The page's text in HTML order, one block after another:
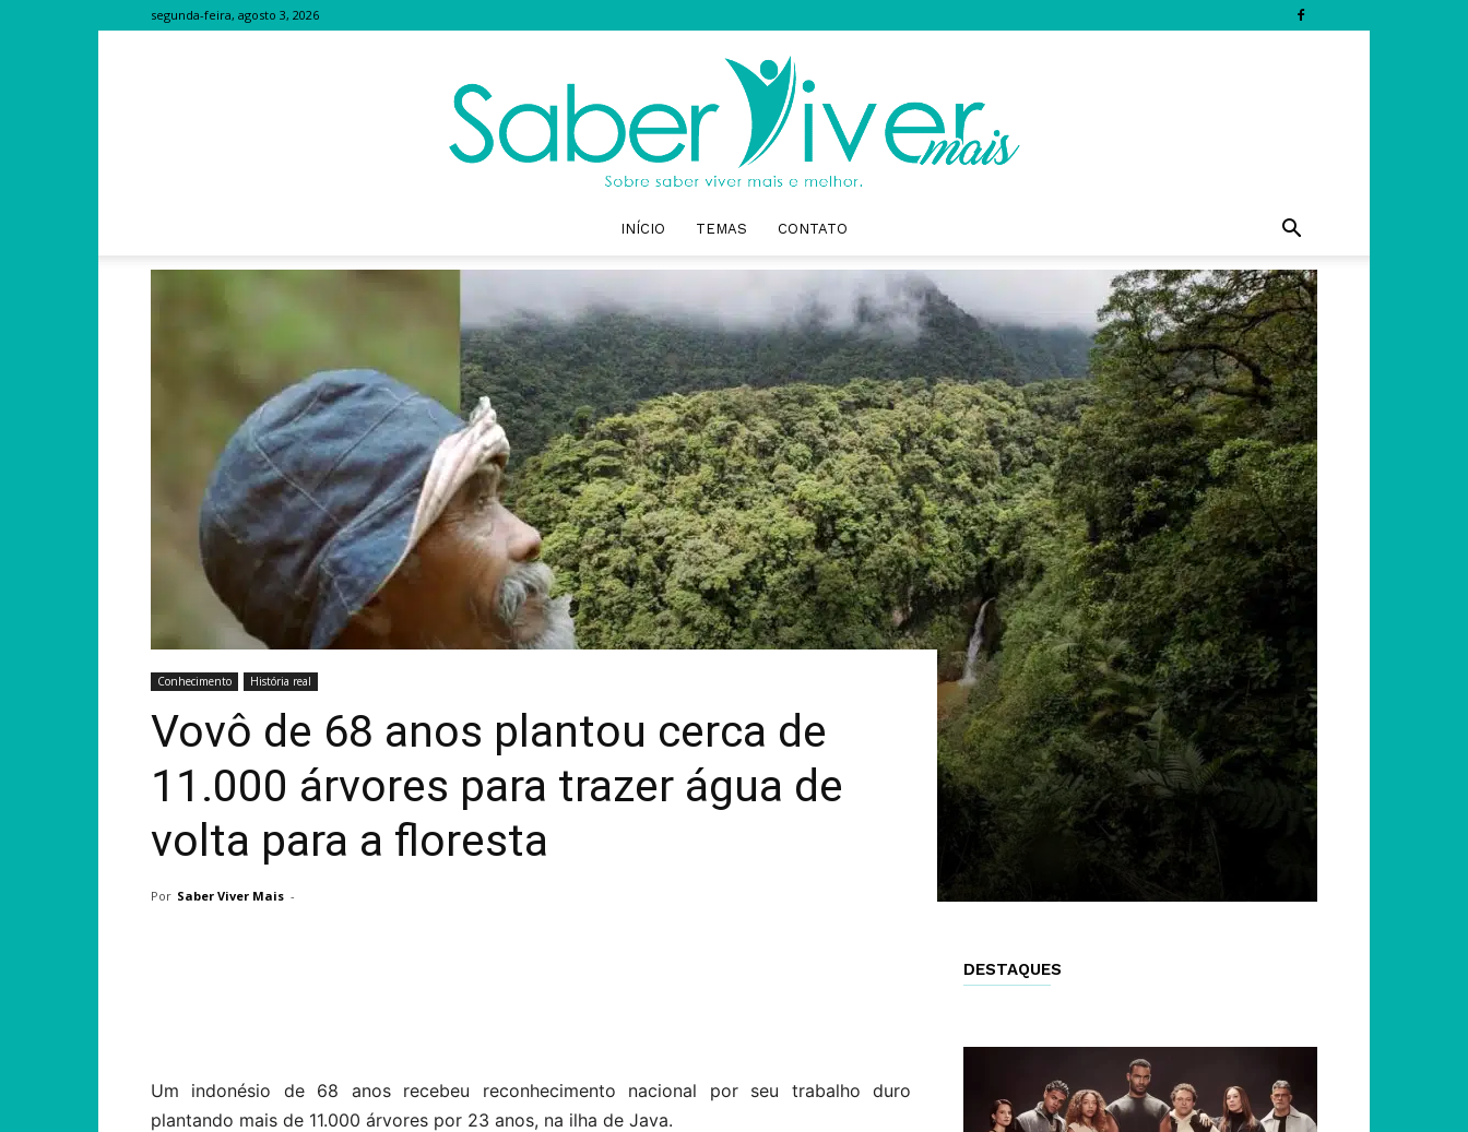
segunda-feira, agosto 3, 2026
Saber
Viver
Mais
INÍCIO TEMAS CONTATO
Conhecimento História real
Vovô de 68 anos plantou cerca de
11.000 árvores para trazer água de
volta para a floresta
Por Saber Viver Mais -
Um indonésio de 68 anos recebeu reconhecimento nacional por seu trabalho duro
plantando mais de 11.000 árvores por 23 anos, na ilha de Java.
DESTAQUES